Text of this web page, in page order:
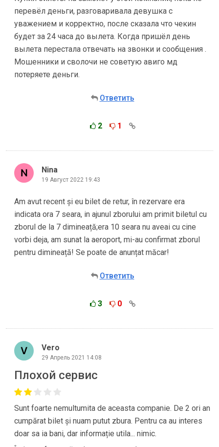
перевёл деньги, разговаривала девушка с
уважением и корректно, после сказала что чекин
будет за 24 часа до вылета. Когда пришёл день
вылета перестала отвечать на звонки и сообщения .
Мошенники и сволочи не советую авиго мд
потеряете деньги.
Ответить
2 1
Nina
19 Август 2022 19:43
Am avut recent și eu bilet de retur, în rezervare era
indicata ora 7 seara, in ajunul zborului am primit biletul cu
zborul de la 7 dimineață;era 10 seara nu aveai cu cine
vorbi deja, am sunat la aeroport, mi-au confirmat zborul
pentru dimineață! Se poate de anunțat măcar!
Ответить
3 0
Vero
29 Апрель 2021 14:08
Плохой сервис
Sunt foarte nemultumita de aceasta companie. De 2 ori an
cumpărat bilet și nuam putut zbura. Pentru ca au interes
doar sa ia bani, dar informație utila... nimic.